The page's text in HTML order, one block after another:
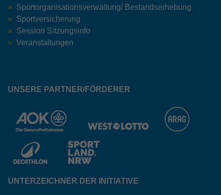
Sportorganisationsverwaltung/ Bestandserhebung
Sportversicherung
Session Sitzungsinfo
Veranstaltungen
UNSERE PARTNER/FÖRDERER
UNTERZEICHNER DER INITIATIVE